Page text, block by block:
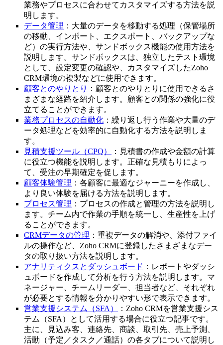
業務やプロセスに合わせてカスタマイズする方法を説
明します。
データ管理 ：大量のデータを移動する処理（保管場所
の移動、インポート、エクスポート、バックアップな
ど）の実行方法や、サンドボックス機能の使用方法を
説明します。サンドボックスは、独立したテスト環境
として、設定変更の確認や、カスタマイズしたZoho
CRM環境の複製などに使用できます。
顧客とのやりとり
：顧客とのやりとりに使用できるさ
まざまな経路を紹介します。顧客との関係の強化に役
立てることができます。
業務プロセスの自動化 ：繰り返し行う作業や大量のデ
ータ処理などを効率的に自動化する方法を説明しま
す。
見積支援ツール（CPQ）
：見積書の作成や金額の計算
に役立つ機能を説明します。正確な見積もりによっ
て、受注の早期確定を促します。
顧客体験管理 ：各顧客に最適なジャーニーを作成し、
より良い体験を届ける方法を説明します。
プロセス管理 ：プロセスの作成と管理の方法を説明し
ます。チーム内で作業の手順を統一し、生産性を上げ
ることができます。
CRMデータの管理 ：重複データの解消や、添付ファイ
ルの操作など、Zoho CRMに登録したさまざまなデー
タの取り扱い方法を説明します。
アナリティクスとダッシュボード ：レポートやダッシ
ュボードを作成して分析を行う方法を説明します。マ
ネージャー、チームリーダー、担当者など、それぞれ
が必要とする情報を分かりやすい形で表示できます。
営業支援システム（SFA）
：Zoho CRMを営業支援シス
テム（SFA）として活用する場合に役立つ記事です。
主に、見込み客、連絡先、商談、取引先、売上予測、
活動（予定／タスク／通話）の各タブについて説明し